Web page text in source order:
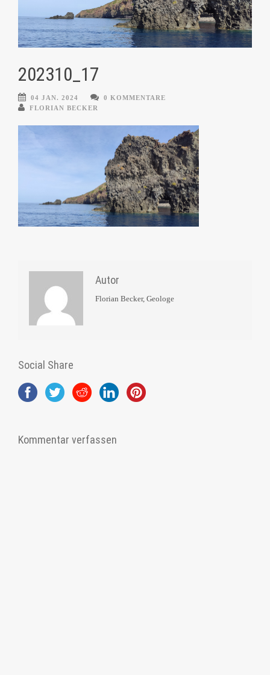
202310_17
04 JAN. 2024
0 KOMMENTARE
FLORIAN BECKER
Autor
Florian Becker, Geologe
Social Share
Kommentar verfassen